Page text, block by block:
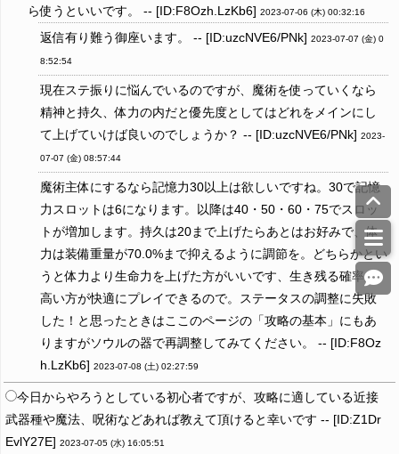
ら使うといいです。 -- [ID:F8Ozh.LzKb6] 2023-07-06 (木) 00:32:16
返信有り難う御座います。 -- [ID:uzcNVE6/PNk] 2023-07-07 (金) 0
8:52:54
現在ステ振りに悩んでいるのですが、魔術を使っていくなら
精神と持久、体力の内だと優先度としてはどれをメインにし
て上げていけば良いのでしょうか？ -- [ID:uzcNVE6/PNk] 2023-
07-07 (金) 08:57:44
魔術主体にするなら記憶力30以上は欲しいですね。30で記憶
力スロットは6になります。以降は40・50・60・75でスロッ
トが増加します。持久は20まで上げたらあとはお好みで、体
力は装備重量が70.0%まで抑えるように調節を。どちらかとい
うと体力より生命力を上げた方がいいです、生き残る確率が
高い方が快適にプレイできるので。ステータスの調整に失敗
した！と思ったときはここのページの「攻略の基本」にもあ
りますがソウルの器で再調整してみてください。 -- [ID:F8Oz
h.LzKb6] 2023-07-08 (土) 02:27:59
今日からやろうとしている初心者ですが、攻略に適している近接
武器種や魔法、呪術などあれば教えて頂けると幸いです -- [ID:Z1Dr
EvlY27E] 2023-07-05 (水) 16:05:51